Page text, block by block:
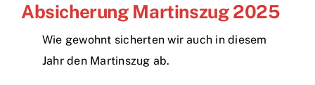
Neuigkeiten
Absicherung Martinszug 2025
Wie gewohnt sicherten wir auch in diesem
Jahr den Martinszug ab.